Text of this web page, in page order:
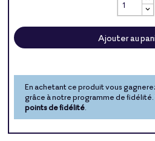
Ajouter au
En achetant ce produit vous
grâce à notre programme de
points de fidélité